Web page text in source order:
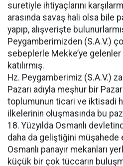
suretiyle ihtiyaçlarını
arasında savaş hali olsa bile
yapıp, alışverişte
Peygamberimizden (S.A.V.)
sebeplerle Mekke’ye gelenler
katılırmış.
Hz. Peygamberimiz (S.A.V.)
Pazarı adıyla meşhur bir
toplumunun ticari ve iktisadi
ilkelerinin oluşmasında bu
18. Yüzyılda Osmanlı
daha da geliştiğini müşahede
Osmanlı panayır mekanları
küçük bir çok tüccarın